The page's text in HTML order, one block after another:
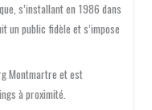
s’installant en 1986 dans
un public fidèle et s’impose
Montmartre et est
à proximité.